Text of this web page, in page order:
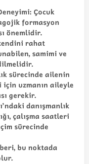
Çocuk
formasyon
önemlidir.
rahat
samimi ve
sürecinde ailenin
uzmanın aileyle
gerekir.
danışmanlık
çalışma saatleri
sürecinde
, bu noktada